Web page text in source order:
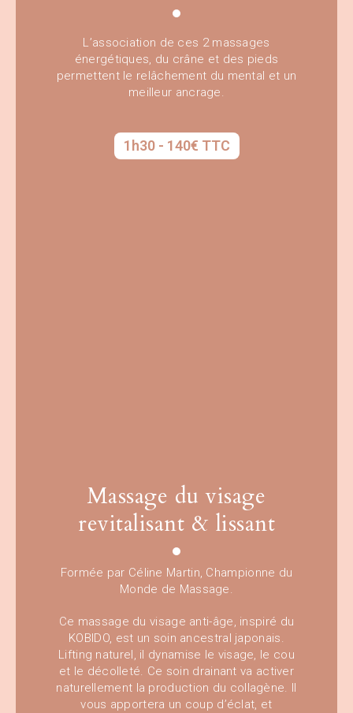
L’association de ces 2 massages
énergétiques, du crâne et des pieds
permettent le relâchement du mental et un
meilleur ancrage.
1h30 - 140€ TTC
Massage du visage
revitalisant & lissant
Formée par Céline Martin, Championne du
Monde de Massage.
Ce massage du visage anti-âge, inspiré du
KOBIDO, est un soin ancestral japonais.
Lifting naturel, il dynamise le visage, le cou
et le décolleté. Ce soin drainant va activer
naturellement la production du collagène. Il
vous apportera un coup d’éclat, et